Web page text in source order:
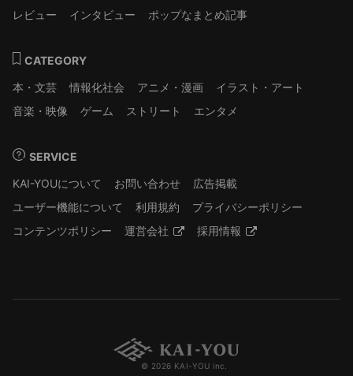
レビュー
インタビュー ポップなまとめ記事
CATEGORY
本・文芸
情報化社会 アニメ・漫画
イラスト・アート
音楽・映像
ゲーム ストリート エンタメ
SERVICE
KAI-YOUについて
お問い合わせ
広告掲載
ユーザー機能について
利用規約
プライバシーポリシー
コンテンツポリシー
運営会社 採用情報
© 2026 KAI-YOU inc.